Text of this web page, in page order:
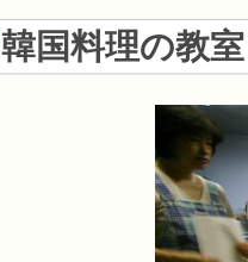
韓国料理の教室